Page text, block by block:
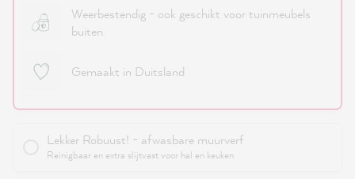
Weerbestendig - ook geschikt voor tuinmeubels
buiten.
Gemaakt in Duitsland
Lekker Robuust! - afwasbare muurverf
Reinigbaar en extra slijtvast voor hal en keuken